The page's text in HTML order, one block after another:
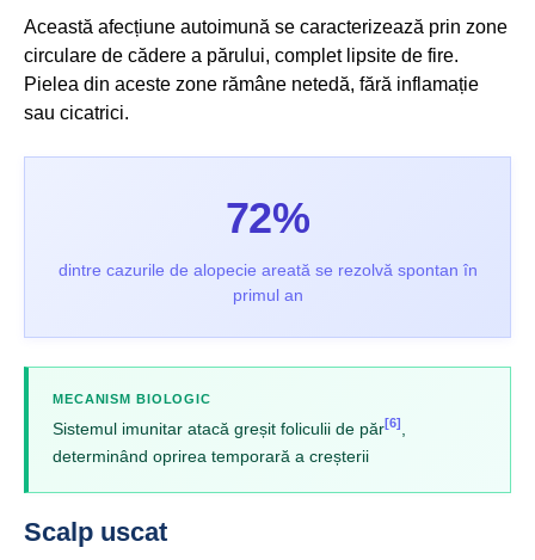
Această afecțiune autoimună se caracterizează prin zone
circulare de cădere a părului, complet lipsite de fire.
Pielea din aceste zone rămâne netedă, fără inflamație
sau cicatrici.
72%
dintre cazurile de alopecie areată se rezolvă spontan în
primul an
MECANISM BIOLOGIC
Sistemul imunitar atacă greșit foliculii de păr[6]
determinând oprirea temporară a creșterii
Scalp uscat